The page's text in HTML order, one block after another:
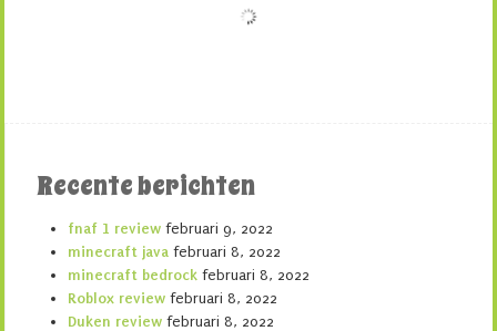
Recente berichten
fnaf 1 review februari 9, 2022
minecraft java februari 8, 2022
minecraft bedrock februari 8, 2022
Roblox review februari 8, 2022
Duken review februari 8, 2022